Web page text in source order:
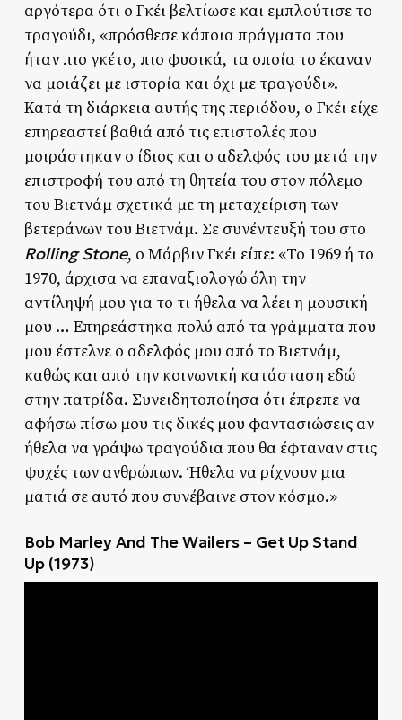
αργότερα ότι ο Γκέι βελτίωσε και εμπλούτισε το
τραγούδι, «πρόσθεσε κάποια πράγματα που
ήταν πιο γκέτο, πιο φυσικά, τα οποία το έκαναν
να μοιάζει με ιστορία και όχι με τραγούδι».
Κατά τη διάρκεια αυτής της περιόδου, ο Γκέι είχε
επηρεαστεί βαθιά από τις επιστολές που
μοιράστηκαν ο ίδιος και ο αδελφός του μετά την
επιστροφή του από τη θητεία του στον πόλεμο
του Βιετνάμ σχετικά με τη μεταχείριση των
βετεράνων του Βιετνάμ. Σε συνέντευξή του στο
Rolling Stone, ο Μάρβιν Γκέι είπε: «Το 1969 ή το
1970, άρχισα να επαναξιολογώ όλη την
αντίληψή μου για το τι ήθελα να λέει η μουσική
μου … Επηρεάστηκα πολύ από τα γράμματα που
μου έστελνε ο αδελφός μου από το Βιετνάμ,
καθώς και από την κοινωνική κατάσταση εδώ
στην πατρίδα. Συνειδητοποίησα ότι έπρεπε να
αφήσω πίσω μου τις δικές μου φαντασιώσεις αν
ήθελα να γράψω τραγούδια που θα έφταναν στις
ψυχές των ανθρώπων. Ήθελα να ρίχνουν μια
ματιά σε αυτό που συνέβαινε στον κόσμο.»
Bob Marley And The Wailers – Get Up Stand
Up (1973)